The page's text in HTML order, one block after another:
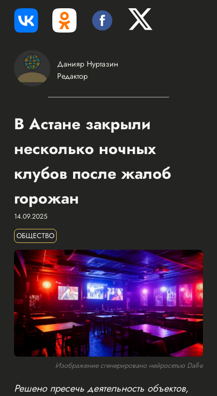
Данияр Нуртазин
Редактор
В Астане закрыли
несколько ночных
клубов после жалоб
горожан
14.09.2025
ОБЩЕСТВО
Изображение сгенерировано нейросетью Dall-e
Решено пресечь деятельность объектов,